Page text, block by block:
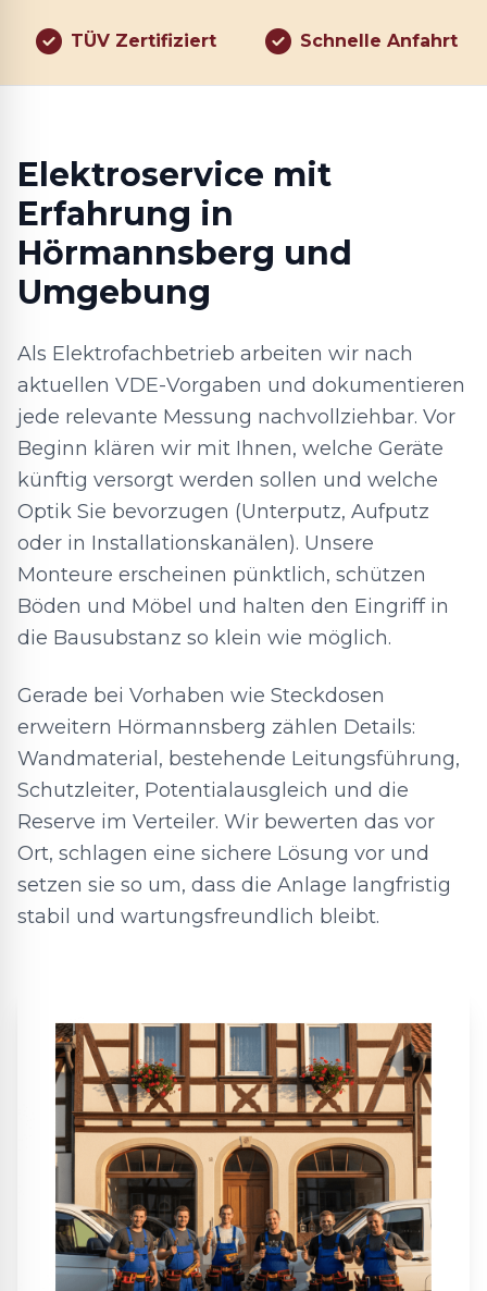
TÜV Zertifiziert Schnelle Anfahrt
Elektroservice mit
Erfahrung in
Hörmannsberg und
Umgebung
Als Elektrofachbetrieb arbeiten wir nach
aktuellen VDE-Vorgaben und dokumentieren
jede relevante Messung nachvollziehbar. Vor
Beginn klären wir mit Ihnen, welche Geräte
künftig versorgt werden sollen und welche
Optik Sie bevorzugen (Unterputz, Aufputz
oder in Installationskanälen). Unsere
Monteure erscheinen pünktlich, schützen
Böden und Möbel und halten den Eingriff in
die Bausubstanz so klein wie möglich.
Gerade bei Vorhaben wie Steckdosen
erweitern Hörmannsberg zählen Details:
Wandmaterial, bestehende Leitungsführung,
Schutzleiter, Potentialausgleich und die
Reserve im Verteiler. Wir bewerten das vor
Ort, schlagen eine sichere Lösung vor und
setzen sie so um, dass die Anlage langfristig
stabil und wartungsfreundlich bleibt.